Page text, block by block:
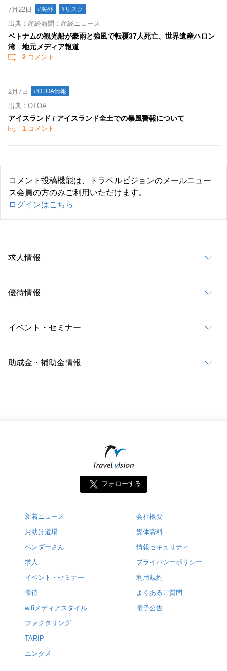
7月22日 #海外 #リスク
出典：産経新聞：産経ニュース
ベトナムの観光船が豪雨と強風で転覆37人死亡、世界遺産ハロン
湾 地元メディア報道
2 コメント
2月7日 #OTOA情報
出典：OTOA
アイスランド / アイスランド全土での暴風警報について
1 コメント
コメント投稿機能は、トラベルビジョンのメールニュー
ス会員の方のみご利用いただけます。
ログインはこちら
求人情報
優待情報
イベント・セミナー
助成金・補助金情報
フォローする
新着ニュース
お助け道場
ベンダーさん
求人
イベント・セミナー
優待
wifiメディアスタイル
ファクタリング
TARIP
エンタメ
会社概要
媒体資料
情報セキュリティ
プライバシーポリシー
利用規約
よくあるご質問
電子公告